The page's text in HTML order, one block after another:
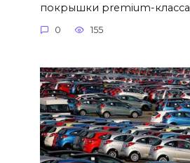
покрышки premium-класса
0 155